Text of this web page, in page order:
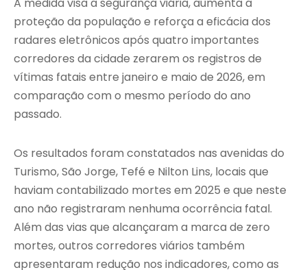
A medida visa a segurança viária, aumenta a
proteção da população e reforça a eficácia dos
radares eletrônicos após quatro importantes
corredores da cidade zerarem os registros de
vítimas fatais entre janeiro e maio de 2026, em
comparação com o mesmo período do ano
passado.
Os resultados foram constatados nas avenidas do
Turismo, São Jorge, Tefé e Nilton Lins, locais que
haviam contabilizado mortes em 2025 e que neste
ano não registraram nenhuma ocorrência fatal.
Além das vias que alcançaram a marca de zero
mortes, outros corredores viários também
apresentaram redução nos indicadores, como as